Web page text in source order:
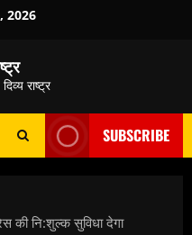
2026
राष्ट्र
SUBSCRIBE
की नि:शुल्क सुविधा देगा